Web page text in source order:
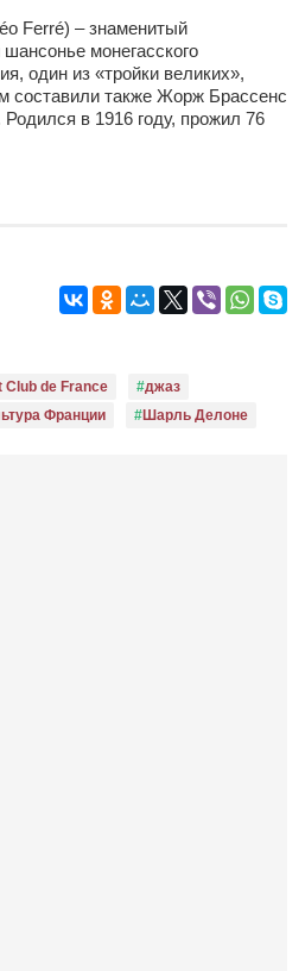
Ferré) – знаменитый
монегасского
один из «тройки великих»,
составили также Жорж Брассенс
в 1916 году, прожил 76
Club de France
джаз
Франции Шарль Делоне